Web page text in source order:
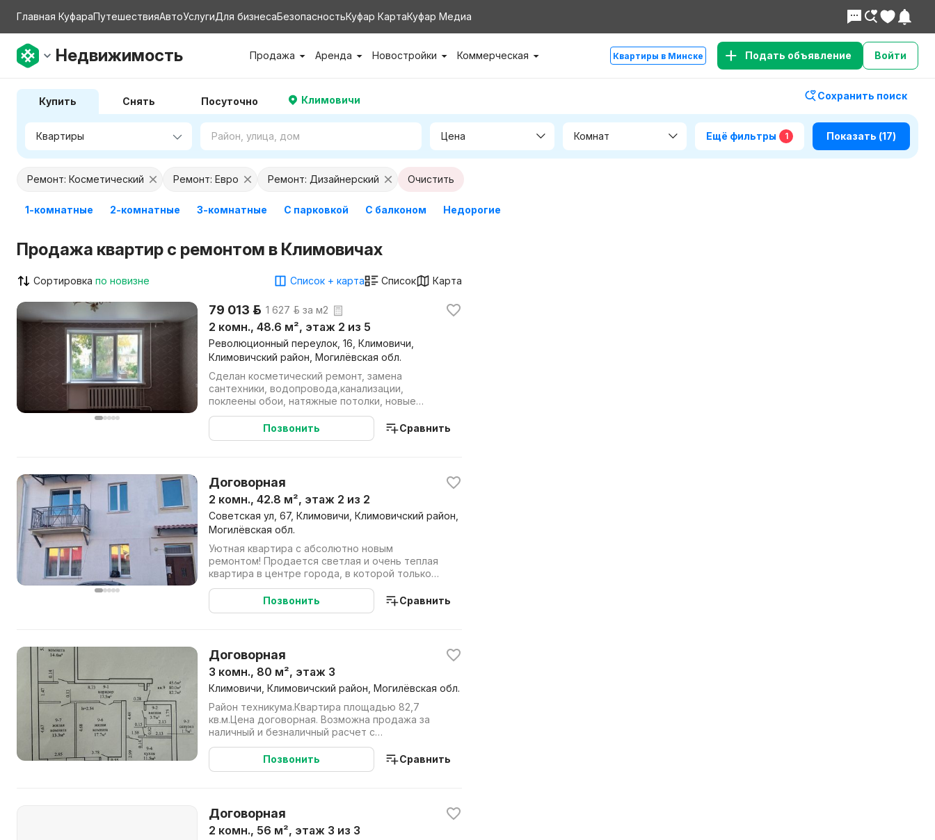
Главная КуфараПутешествияАвтоУслугиДля бизнесаБезопасностьКуфар КартаКуфар Медиа
Недвижимость Продажа Аренда Новостройки Коммерческая Квартиры в Минске Подать объявление Войти
Купить Снять Посуточно Климовичи Сохранить поиск
Цена Комнат Ещё фильтры 1 Показать (17)
Ремонт: Косметический Ремонт: Евро Ремонт: Дизайнерский Очистить
1-комнатные 2-комнатные 3-комнатные С парковкой С балконом Недорогие
Продажа квартир с ремонтом в Климовичах
Сортировка по новизне Список + карта Список Карта
79 013 р. 1 627 р. за м2
2 комн., 48.6 м², этаж 2 из 5
Революционный переулок, 16, Климовичи,
Климовичский район, Могилёвская обл.
Сделан косметический ремонт, замена
сантехники, водопровода,канализации,
поклеены обои, натяжные потолки, новые
двери, окна. Рядом Евроопт, детский са...
Позвонить
Сравнить
Договорная
2 комн., 42.8 м², этаж 2 из 2
Советская ул, 67, Климовичи, Климовичский район,
Могилёвская обл.
Уютная квартира с абсолютно новым
ремонтом! Продается светлая и очень теплая
квартира в центре города, в которой только
что завершен полный косметичес...
Позвонить
Сравнить
Договорная
3 комн., 80 м², этаж 3
Климовичи, Климовичский район, Могилёвская обл.
Район техникума.Квартира площадью 82,7
кв.м.Цена договорная. Возможна продажа за
наличный и безналичный расчет с
использованием кредитных средств и пр...
Позвонить
Сравнить
Договорная
2 комн., 56 м², этаж 3 из 3